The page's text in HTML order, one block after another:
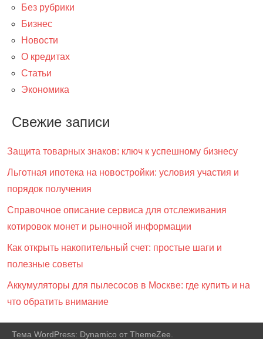
Без рубрики
Бизнес
Новости
О кредитах
Статьи
Экономика
Свежие записи
Защита товарных знаков: ключ к успешному бизнесу
Льготная ипотека на новостройки: условия участия и
порядок получения
Справочное описание сервиса для отслеживания
котировок монет и рыночной информации
Как открыть накопительный счет: простые шаги и
полезные советы
Аккумуляторы для пылесосов в Москве: где купить и на
что обратить внимание
Тема WordPress: Dynamico от ThemeZee.